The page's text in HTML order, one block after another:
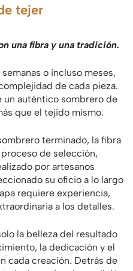
tejer
una fibra y una tradición.
o incluso meses,
de cada pieza.
un auténtico sombrero de
que el tejido mismo.
terminado, la fibra
de selección,
por artesanos
su oficio a lo largo
requiere experiencia,
a los detalles.
la belleza del resultado
la dedicación y el
cada creación. Detrás de